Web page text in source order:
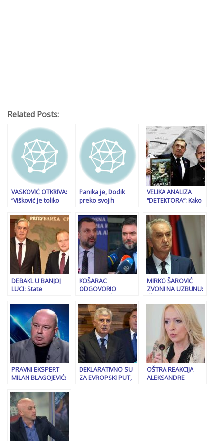
Related Posts:
VASKOVIĆ OTKRIVA:
“Višković je toliko
zahtijeva da ga kući
vozi…”
Panika je, Dodik
preko svojih
poruke HDZ-u:
Zaboravili su na
‘vladu platforme’
kad ih je SDP
izbacio iz vlasti
VELIKA ANALIZA
“DETEKTORA”: Kako
21 novu prijavu za
negiranje genocida
i veličanje
zločinaca…
DEBAKL U BANJOJ
LUCI: State
potvrdio – sve je bila
prevara…
KOŠARAC
ODGOVORIO
“Ponašaš se ko ‘Alisa
u zemlji čuda'”
MIRKO ŠAROVIĆ
ZVONI NA UZBUNU:
priznala da su oni
kupili….”
PRAVNI EKSPERT
MILAN BLAGOJEVIĆ:
Republici Srpskoj
imamo…”
DEKLARATIVNO SU
ZA EVROPSKI PUT,
OŠTRA REAKCIJA
ALEKSANDRE